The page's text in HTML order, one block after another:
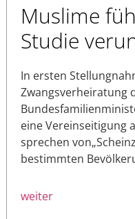
Muslime
Studie
In ersten
Zwangsverheiratung
eine Vereinseitigung
sprechen
bestimmten
weiter